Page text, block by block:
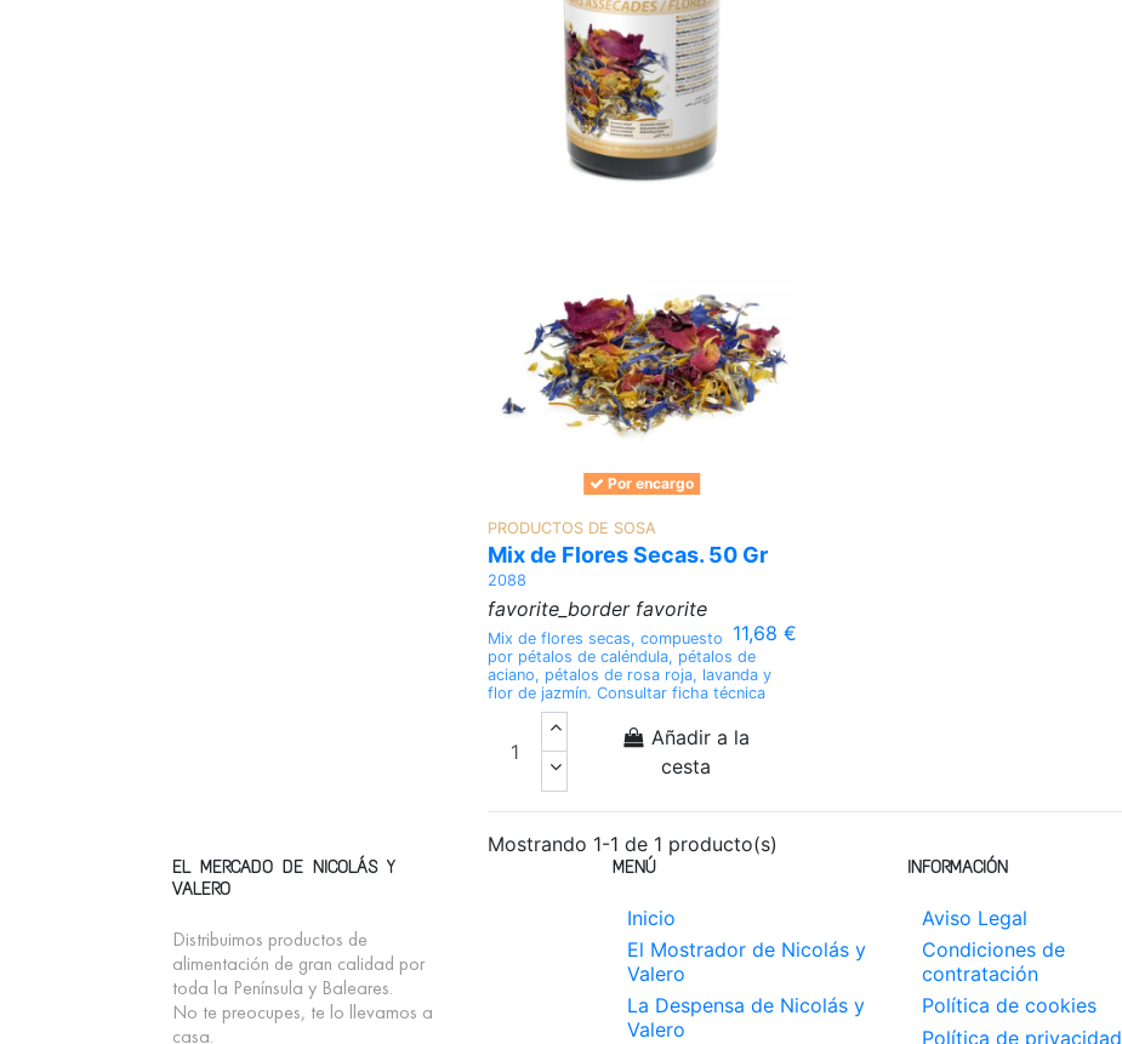
Por encargo
PRODUCTOS DE SOSA
Mix de Flores Secas. 50 Gr
2088
favorite_border favorite
11,68 €
Mix de flores secas, compuesto
por pétalos de caléndula, pétalos de
aciano, pétalos de rosa roja, lavanda y
flor de jazmín. Consultar ficha técnica
Añadir a la
cesta
Mostrando 1-1 de 1 producto(s)
EL MERCADO DE NICOLÁS Y
VALERO
Distribuimos productos de
alimentación de gran calidad por
toda la Península y Baleares.
No te preocupes, te lo llevamos a
casa.
MENÚ
Inicio
El Mostrador de Nicolás y
Valero
La Despensa de Nicolás y
Valero
INFORMACIÓN
Aviso Legal
Condiciones de
contratación
Política de cookies
Política de privacidad